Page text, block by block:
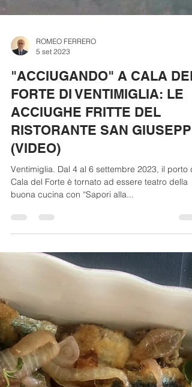
ROMEO FERRERO
5 set 2023
"ACCIUGANDO" A CALA DEL
FORTE DI VENTIMIGLIA: LE
ACCIUGHE FRITTE DEL
RISTORANTE SAN GIUSEPPE
buona cucina con “Sapori alla...